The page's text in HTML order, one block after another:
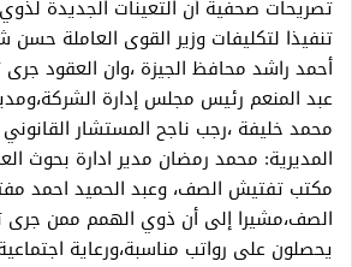
تصريحات صحفية أن التعينات الجديدة
تنفيذا لتكليفات وزير القوى العاملة حسن
أحمد راشد محافظ الجيزة ،وان العقود
عبد المنعم رئيس مجلس إدارة
محمد خليفة ،رجب ناجح المستشار
المديرية: محمد رمضان مدير ادارة بحوث
مكتب تفتيش الصف، وعبد الحميد احمد
الصف،مشيرا إلى أن ذوي الهمم ممن
يحصلون على رواتب مناسبة،ورعاية